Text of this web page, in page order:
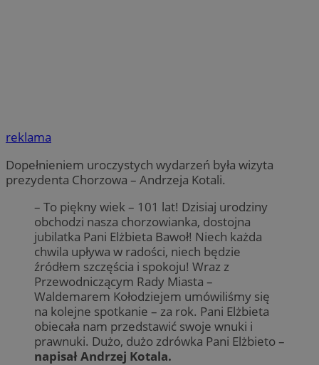
reklama
Dopełnieniem uroczystych wydarzeń była wizyta
prezydenta Chorzowa – Andrzeja Kotali.
– To piękny wiek – 101 lat! Dzisiaj urodziny
obchodzi nasza chorzowianka, dostojna
jubilatka Pani Elżbieta Bawoł! Niech każda
chwila upływa w radości, niech będzie
źródłem szczęścia i spokoju! Wraz z
Przewodniczącym Rady Miasta –
Waldemarem Kołodziejem umówiliśmy się
na kolejne spotkanie – za rok. Pani Elżbieta
obiecała nam przedstawić swoje wnuki i
prawnuki. Dużo, dużo zdrówka Pani Elżbieto –
napisał Andrzej Kotala.